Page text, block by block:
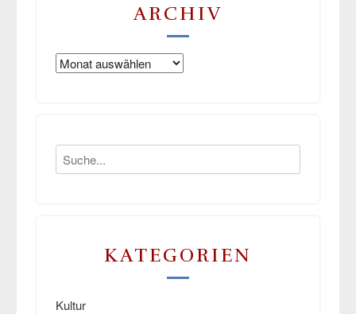
ARCHIV
Archiv
KATEGORIEN
Kultur